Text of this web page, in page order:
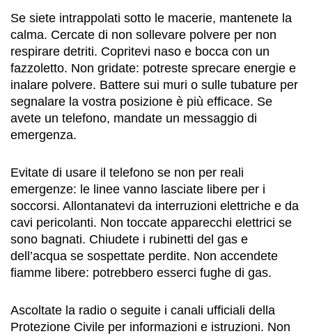
Se siete intrappolati sotto le macerie, mantenete la
calma. Cercate di non sollevare polvere per non
respirare detriti. Copritevi naso e bocca con un
fazzoletto. Non gridate: potreste sprecare energie e
inalare polvere. Battere sui muri o sulle tubature per
segnalare la vostra posizione è più efficace. Se
avete un telefono, mandate un messaggio di
emergenza.
Evitate di usare il telefono se non per reali
emergenze: le linee vanno lasciate libere per i
soccorsi. Allontanatevi da interruzioni elettriche e da
cavi pericolanti. Non toccate apparecchi elettrici se
sono bagnati. Chiudete i rubinetti del gas e
dell’acqua se sospettate perdite. Non accendete
fiamme libere: potrebbero esserci fughe di gas.
Ascoltate la radio o seguite i canali ufficiali della
Protezione Civile per informazioni e istruzioni. Non